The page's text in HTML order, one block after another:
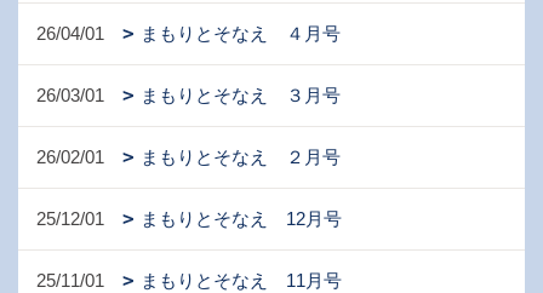
26/04/01 まもりとそなえ ４月号
26/03/01 まもりとそなえ ３月号
26/02/01 まもりとそなえ ２月号
25/12/01 まもりとそなえ 12月号
25/11/01 まもりとそなえ 11月号